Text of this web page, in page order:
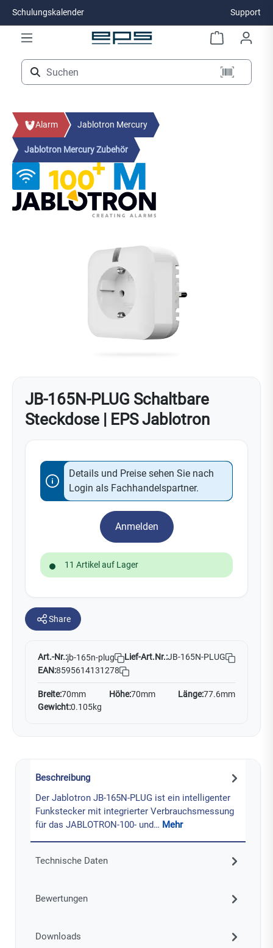
Zum Hauptinhalt springen
Schulungskalender Support
Alarm Jablotron Mercury
Jablotron Mercury Zubehör
JB-165N-PLUG Schaltbare
Steckdose | EPS Jablotron
Details und Preise sehen Sie nach
Login als Fachhandelspartner.
Anmelden
11 Artikel auf Lager
Share
Art.-Nr.:jb-165n-plug Lief-Art.Nr.:JB-165N-PLUG
EAN:8595614131278
Breite:70mm Höhe:70mm Länge:77.6mm
Gewicht:0.105kg
Beschreibung
Der Jablotron JB-165N-PLUG ist ein intelligenter
Funkstecker mit integrierter Verbrauchsmessung
für das JABLOTRON-100- und… Mehr
Technische Daten
Bewertungen
Downloads